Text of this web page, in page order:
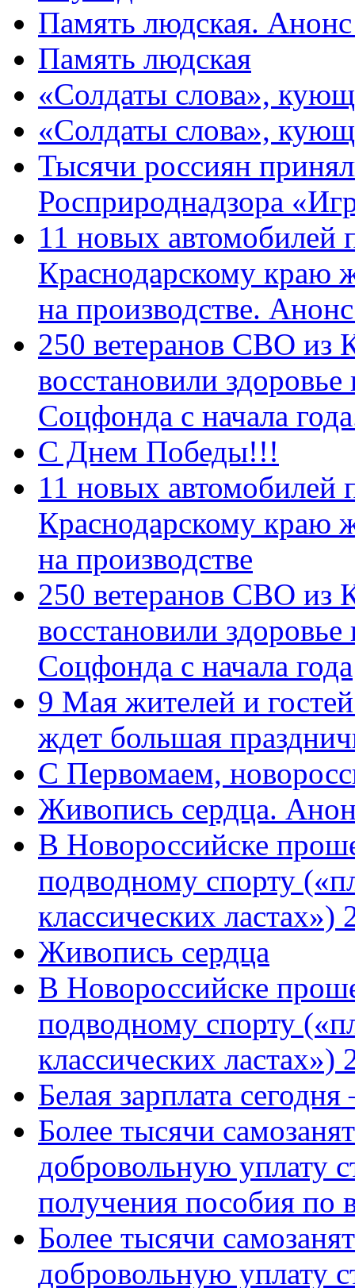
Память людская.
Память людская
«Солдаты слова»,
«Солдаты слова»,
Тысячи россиян
Росприроднадзора
11 новых автомобилей
Краснодарскому краю
на производстве.
250 ветеранов СВО из
восстановили
Соцфонда с начала
С Днем Победы!!!
11 новых автомобилей
Краснодарскому краю
на производстве
250 ветеранов СВО из
восстановили
Соцфонда с начала года
9 Мая жителей и
ждет большая
C Первомаем,
Живопись сердца.
В Новороссийске
подводному спорту
классических
Живопись сердца
В Новороссийске
подводному спорту
классических ластах»)
Белая зарплата
Более тысячи
добровольную уплату
получения пособия по
Более тысячи
добровольную уплату